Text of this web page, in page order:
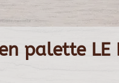
palette LE